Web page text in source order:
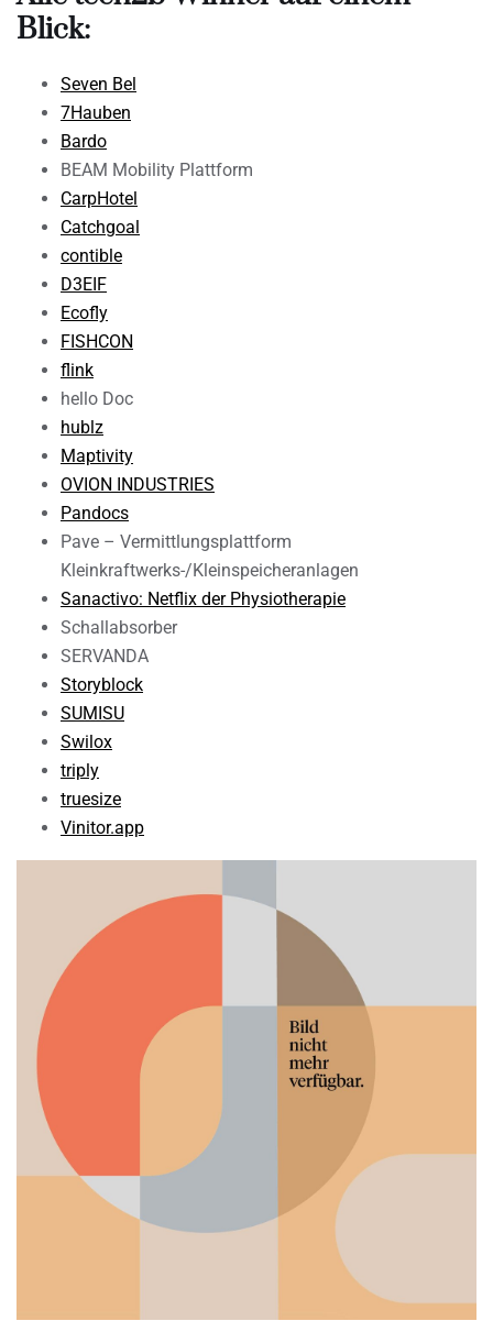
Blick:
Seven Bel
7Hauben
Bardo
BEAM Mobility Plattform
CarpHotel
Catchgoal
contible
D3EIF
Ecofly
FISHCON
flink
hello Doc
hublz
Maptivity
OVION INDUSTRIES
Pandocs
Pave – Vermittlungsplattform
Kleinkraftwerks-/Kleinspeicheranlagen
Sanactivo: Netflix der Physiotherapie
Schallabsorber
SERVANDA
Storyblock
SUMISU
Swilox
triply
truesize
Vinitor.app